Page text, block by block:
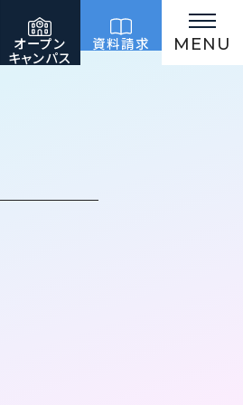
オープン
キャンパス
資料請求 MENU